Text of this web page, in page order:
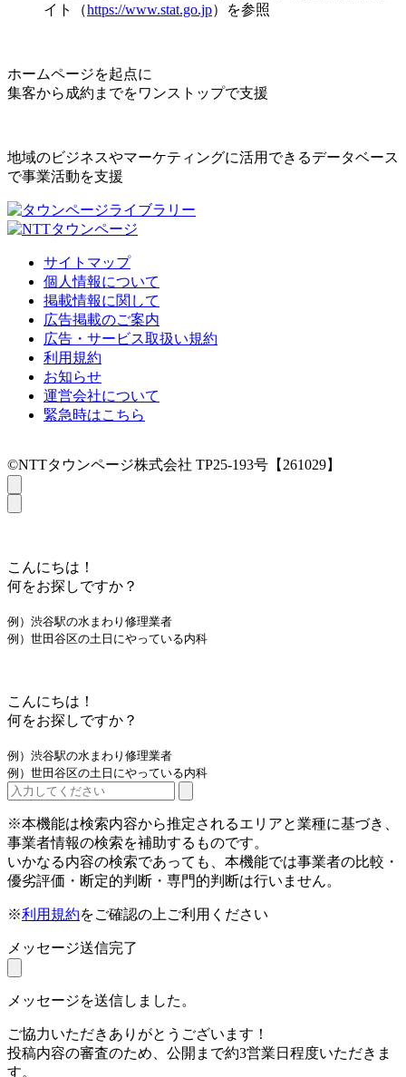
イト（https://www.stat.go.jp）を参照
ホームページを起点に
集客から成約までをワンストップで支援
地域のビジネスやマーケティングに活用できるデータベース
で事業活動を支援
サイトマップ
個人情報について
掲載情報に関して
広告掲載のご案内
広告・サービス取扱い規約
利用規約
お知らせ
運営会社について
緊急時はこちら
©NTTタウンページ株式会社 TP25-193号【261029】
こんにちは！
何をお探しですか？
例）渋谷駅の水まわり修理業者
例）世田谷区の土日にやっている内科
こんにちは！
何をお探しですか？
例）渋谷駅の水まわり修理業者
例）世田谷区の土日にやっている内科
※本機能は検索内容から推定されるエリアと業種に基づき、
事業者情報の検索を補助するものです。
いかなる内容の検索であっても、本機能では事業者の比較・
優劣評価・断定的判断・専門的判断は行いません。
※利用規約をご確認の上ご利用ください
メッセージ送信完了
メッセージを送信しました。
ご協力いただきありがとうございます！
投稿内容の審査のため、公開まで約3営業日程度いただきま
す。